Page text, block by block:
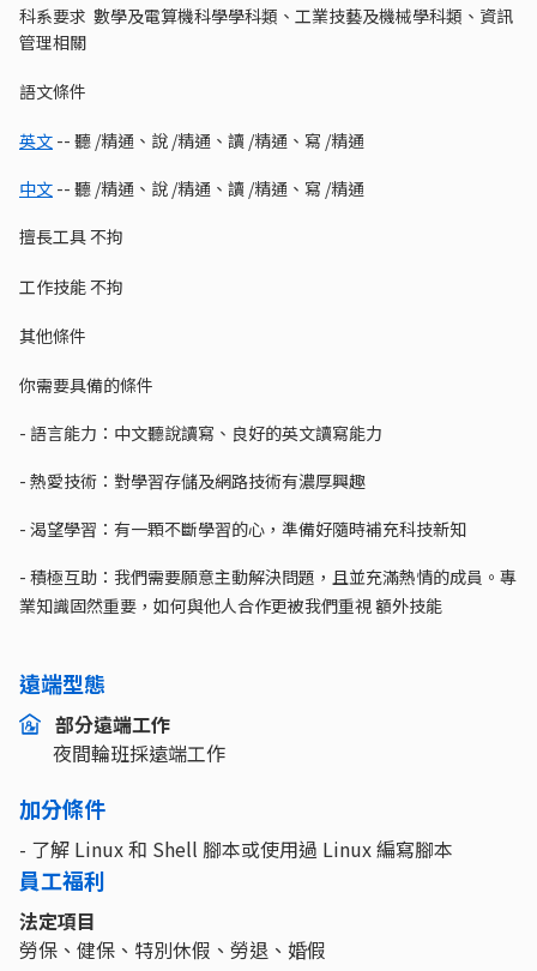
科系要求 數學及電算機科學學科類、工業技藝及機械學科類、資訊
管理相關
語文條件
英文 -- 聽 /精通、說 /精通、讀 /精通、寫 /精通
中文 -- 聽 /精通、說 /精通、讀 /精通、寫 /精通
擅長工具 不拘
工作技能 不拘
其他條件
你需要具備的條件
- 語言能力：中文聽說讀寫、良好的英文讀寫能力
- 熱愛技術：對學習存儲及網路技術有濃厚興趣
- 渴望學習：有一顆不斷學習的心，準備好隨時補充科技新知
- 積極互助：我們需要願意主動解決問題，且並充滿熱情的成員。專
業知識固然重要，如何與他人合作更被我們重視 額外技能
遠端型態
部分遠端工作
夜間輪班採遠端工作
加分條件
- 了解 Linux 和 Shell 腳本或使用過 Linux 編寫腳本
員工福利
法定項目
勞保、健保、特別休假、勞退、婚假